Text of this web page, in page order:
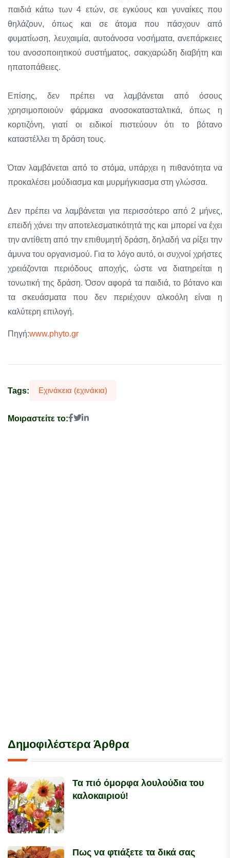
παιδιά κάτω των 4 ετών, σε εγκύους και γυναίκες που
θηλάζουν, όπως και σε άτομα που πάσχουν από
φυματίωση, λευχαιμία, αυτοάνοσα νοσήματα, ανεπάρκειες
του ανοσοποιητικού συστήματος, σακχαρώδη διαβήτη και
ηπατοπάθειες.
Eπίσης, δεν πρέπει να λαμβάνεται από όσους
χρησιμοποιούν φάρμακα ανοσοκατασταλτικά, όπως η
κορτιζόνη, γιατί οι ειδικοί πιστεύουν ότι το βότανο
καταστέλλει τη δράση τους.
Όταν λαμβάνεται από το στόμα, υπάρχει η πιθανότητα να
προκαλέσει μούδιασμα και μυρμήγκιασμα στη γλώσσα.
Δεν πρέπει να λαμβάνεται για περισσότερο από 2 μήνες,
επειδή χάνει την αποτελεσματικότητά της και μπορεί να έχει
την αντίθετη από την επιθυμητή δράση, δηλαδή να ρίξει την
άμυνα του οργανισμού. Για το λόγο αυτό, οι συχνοί χρήστες
χρειάζονται περιόδους αποχής, ώστε να διατηρείται η
τονωτική της δράση. Όσον αφορά τα παιδιά, το βότανο και
τα σκευάσματα που δεν περιέχουν αλκοόλη είναι η
καλύτερη επιλογή.
Πηγή:www.phyto.gr
Tags: Εχινάκεια (εχινάκια)
Μοιραστείτε το:
Δημοφιλέστερα Άρθρα
Τα πιό όμορφα λουλούδια του
καλοκαιριού!
Πως να φτιάξετε τα δικά σας